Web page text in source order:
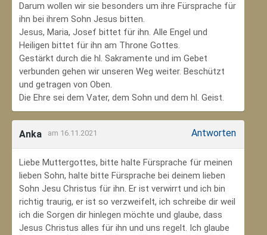
Darum wollen wir sie besonders um ihre Fürsprache für
ihn bei ihrem Sohn Jesus bitten.
Jesus, Maria, Josef bittet für ihn. Alle Engel und
Heiligen bittet für ihn am Throne Gottes.
Gestärkt durch die hl. Sakramente und im Gebet
verbunden gehen wir unseren Weg weiter. Beschützt
und getragen von Oben.
Die Ehre sei dem Vater, dem Sohn und dem hl. Geist.
Anka am 16.11.2021 Antworten
Liebe Muttergottes, bitte halte Fürsprache für meinen
lieben Sohn, halte bitte Fürsprache bei deinem lieben
Sohn Jesu Christus für ihn. Er ist verwirrt und ich bin
richtig traurig, er ist so verzweifelt, ich schreibe dir weil
ich die Sorgen dir hinlegen möchte und glaube, dass
Jesus Christus alles für ihn und uns regelt. Ich glaube